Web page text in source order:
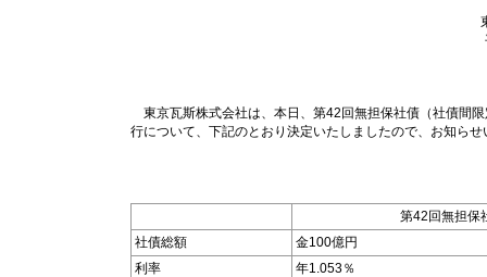
東京瓦斯株式会社は、本日、第42回無担保社債（社債間
行について、下記のとおり決定いたしましたので、お知らせ
第42回無担保
社債総額
金100億円
利率
年1.053％